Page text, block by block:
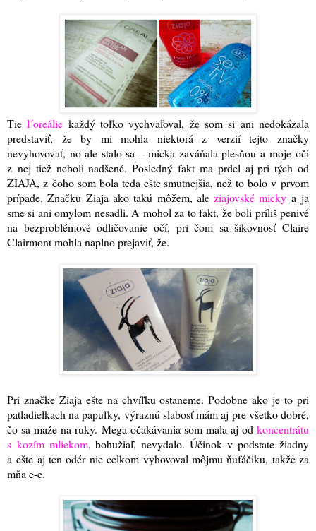
Tiel´oreálie každý toľko vychvaľoval, že som si ani nedokázala
predstaviť, že by mi mohla niektorá z verzií tejto značky
nevyhovovať, no ale stalo sa – micka zaváňala plesňou a moje oči
z nej tiež neboli nadšené. Posledný fakt ma prdel aj pri tých od
ZIAJA, z čoho som bola teda ešte smutnejšia, než to bolo v prvom
prípade. Značku Ziaja ako takú môžem, aleziajovské micky a ja
sme si ani omylom nesadli. A mohol za to fakt, že boli príliš penivé
na bezproblémové odličovanie očí, pri čom sa šikovnosť Claire
Clairmont mohla naplno prejaviť, že.
Pri značke Ziaja ešte na chvíľku ostaneme. Podobne ako je to pri
patladielkach na papuľky, výraznú slabosť mám aj pre všetko dobré,
čo sa maže na ruky. Mega-očakávania som mala aj od koncentrátu
s kozím mliekom, bohužiaľ, nevydalo. Účinok v podstate žiadny
a ešte aj ten odér nie celkom vyhovoval môjmu ňufáčiku, takže za
mňa e-e.